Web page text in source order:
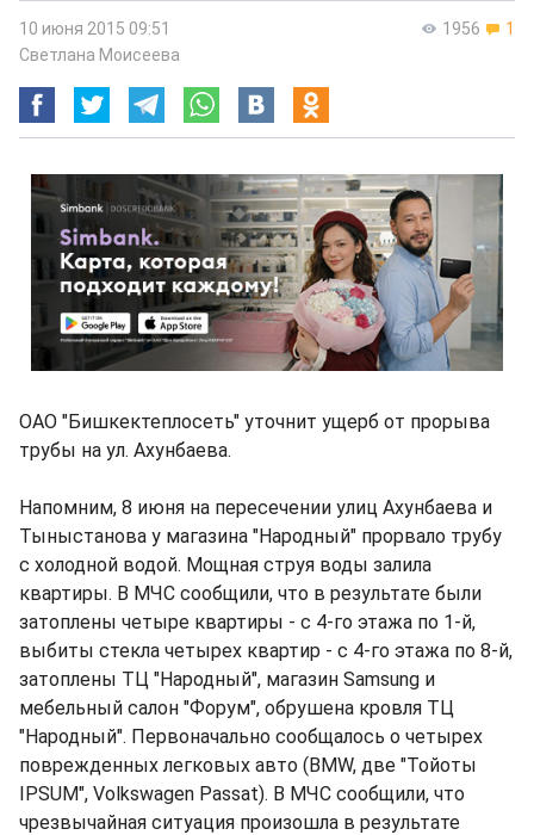
1956 1
10 июня 2015 09:51
Светлана Моисеева
ОАО "Бишкектеплосеть" уточнит ущерб от прорыва
трубы на ул. Ахунбаева.
Напомним, 8 июня на пересечении улиц Ахунбаева и
Тыныстанова у магазина "Народный" прорвало трубу
с холодной водой. Мощная струя воды залила
квартиры. В МЧС сообщили, что в результате были
затоплены четыре квартиры - с 4-го этажа по 1-й,
выбиты стекла четырех квартир - с 4-го этажа по 8-й,
затоплены ТЦ "Народный", магазин Samsung и
мебельный салон "Форум", обрушена кровля ТЦ
"Народный". Первоначально сообщалось о четырех
поврежденных легковых авто (BMW, две "Тойоты
IPSUM", Volkswagen Passat). В МЧС сообщили, что
чрезвычайная ситуация произошла в результате